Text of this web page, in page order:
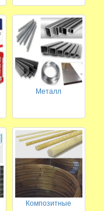
Металл
Композитные